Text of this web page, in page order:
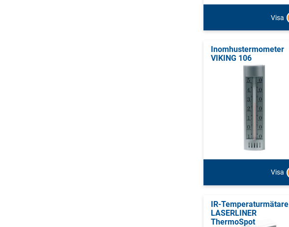
Visa
Inomhustermometer
VIKING 106
Visa
IR-Temperaturmätare
LASERLINER
ThermoSpot